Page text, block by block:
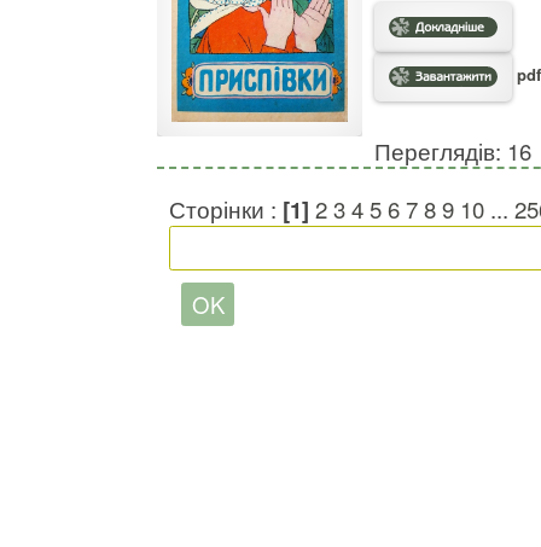
Переглядів: 16
Сторінки : [1] 23456789 10 ...